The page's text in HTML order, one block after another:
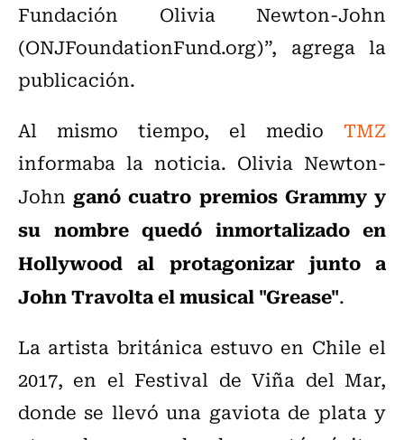
Fundación Olivia Newton-John
(ONJFoundationFund.org)”, agrega la
publicación.
Al mismo tiempo, el medio TMZ
informaba la noticia. Olivia Newton-
Johnganó cuatro premios Grammy y
su nombre quedó inmortalizado en
Hollywood al protagonizar junto a
John Travolta el musical "Grease".
La artista británica estuvo en Chile el
2017, en el Festival de Viña del Mar,
donde se llevó una gaviota de plata y